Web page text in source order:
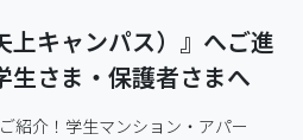
上キャンパス）』へご進
生さま・保護者さまへ
紹介！学生マンション・アパー